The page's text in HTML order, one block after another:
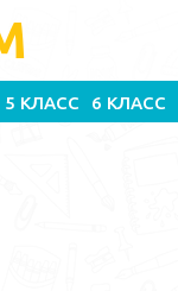
5 КЛАСС 6 КЛАСС